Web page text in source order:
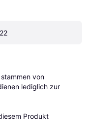
von
lediglich zur
Produkt